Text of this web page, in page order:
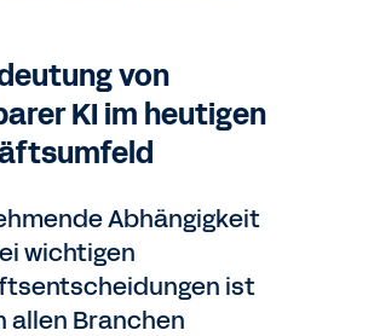
von
KI im heutigen
Abhängigkeit
wichtigen
ist
allen Branchen